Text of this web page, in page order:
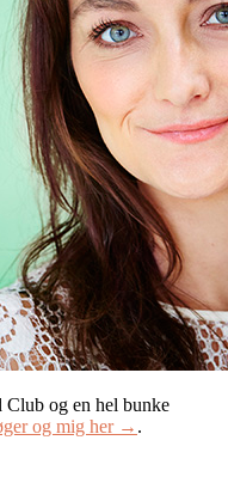
Club og en hel bunke
og mig her → .